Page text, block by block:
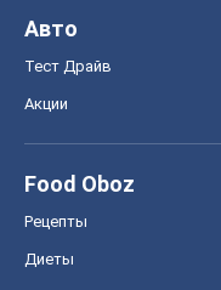
Авто
Тест Драйв
Акции
Food Oboz
Рецепты
Диеты